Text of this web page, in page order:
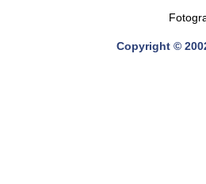
Copyright ©